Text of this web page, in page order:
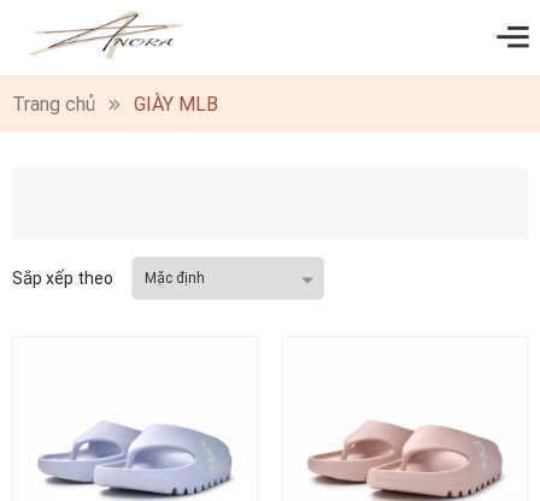
0
Trang chủ GIÀY MLB
Sắp xếp theo